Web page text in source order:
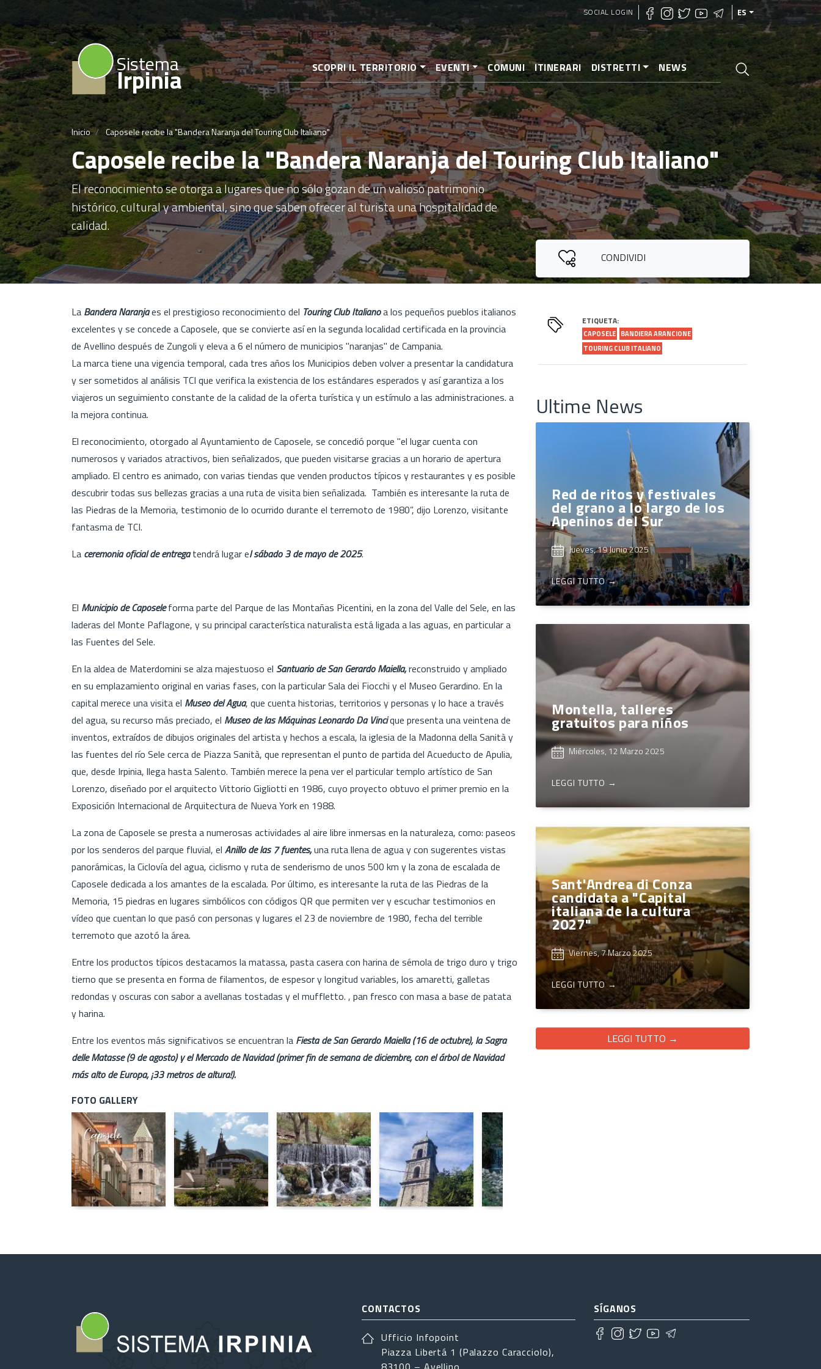
al
contenido
principal
SOCIAL LOGIN ES
Sistema
Irpinia SCOPRI IL TERRITORIO EVENTI COMUNI ITINERARI DISTRETTI NEWS
Inicio Caposele recibe la "Bandera Naranja del Touring Club Italiano"
Caposele recibe la "Bandera Naranja del Touring Club Italiano"
El reconocimiento se otorga a lugares que no sólo gozan de un valioso patrimonio
histórico, cultural y ambiental, sino que saben ofrecer al turista una hospitalidad de
calidad.
La Bandera Naranjaes el prestigioso reconocimiento del Touring Club Italianoa los pequeños pueblos italianos
excelentes y se concede a Caposele, que se convierte así en la segunda localidad certificada en la provincia
de Avellino después de Zungoli y eleva a 6 el número de municipios "naranjas" de Campania.
La marca tiene una vigencia temporal, cada tres años los Municipios deben volver a presentar la candidatura
y ser sometidos al análisis TCI que verifica la existencia de los estándares esperados y así garantiza a los
viajeros un seguimiento constante de la calidad de la oferta turística y un estímulo a las administraciones. a
la mejora continua.
El reconocimiento, otorgado al Ayuntamiento de Caposele, se concedió porque "el lugar cuenta con
numerosos y variados atractivos, bien señalizados, que pueden visitarse gracias a un horario de apertura
ampliado. El centro es animado, con varias tiendas que venden productos típicos y restaurantes y es posible
descubrir todas sus bellezas gracias a una ruta de visita bien señalizada. También es interesante la ruta de
las Piedras de la Memoria, testimonio de lo ocurrido durante el terremoto de 1980”, dijo Lorenzo, visitante
fantasma de TCI.
La ceremonia oficial de entregatendrá lugar el sábado 3 de mayo de 2025.
El Municipio de Caposeleforma parte del Parque de las Montañas Picentini, en la zona del Valle del Sele, en las
laderas del Monte Paflagone, y su principal característica naturalista está ligada a las aguas, en particular a
las Fuentes del Sele.
En la aldea de Materdomini se alza majestuoso el Santuario de San Gerardo Maiella,reconstruido y ampliado
en su emplazamiento original en varias fases, con la particular Sala dei Fiocchi y el Museo Gerardino. En la
capital merece una visita el Museo del Agua, que cuenta historias, territorios y personas y lo hace a través
del agua, su recurso más preciado, el Museo de las Máquinas Leonardo Da Vincique presenta una veintena de
inventos, extraídos de dibujos originales del artista y hechos a escala, la iglesia de la Madonna della Sanità y
las fuentes del río Sele cerca de Piazza Sanità, que representan el punto de partida del Acueducto de Apulia,
que, desde Irpinia, llega hasta Salento. También merece la pena ver el particular templo artístico de San
Lorenzo, diseñado por el arquitecto Vittorio Gigliotti en 1986, cuyo proyecto obtuvo el primer premio en la
Exposición Internacional de Arquitectura de Nueva York en 1988.
La zona de Caposele se presta a numerosas actividades al aire libre inmersas en la naturaleza, como: paseos
por los senderos del parque fluvial, el Anillo de las 7 fuentes,una ruta llena de agua y con sugerentes vistas
panorámicas, la Ciclovía del agua, ciclismo y ruta de senderismo de unos 500 km y la zona de escalada de
Caposele dedicada a los amantes de la escalada. Por último, es interesante la ruta de las Piedras de la
Memoria, 15 piedras en lugares simbólicos con códigos QR que permiten ver y escuchar testimonios en
vídeo que cuentan lo que pasó con personas y lugares el 23 de noviembre de 1980, fecha del terrible
terremoto que azotó la área.
Entre los productos típicos destacamos la matassa, pasta casera con harina de sémola de trigo duro y trigo
tierno que se presenta en forma de filamentos, de espesor y longitud variables, los amaretti, galletas
redondas y oscuras con sabor a avellanas tostadas y el muffletto. , pan fresco con masa a base de patata
y harina.
Entre los eventos más significativos se encuentran la Fiesta de San Gerardo Maiella (16 de octubre), la Sagra
delle Matasse (9 de agosto) y el Mercado de Navidad (primer fin de semana de diciembre, con el árbol de Navidad
más alto de Europa, ¡33 metros de altura!).
FOTO GALLERY
CONDIVIDI
ETIQUETA:
CAPOSELE BANDIERA ARANCIONE
TOURING CLUB ITALIANO
Ultime News
Red de ritos y festivales
del grano a lo largo de los
Apeninos del Sur
Jueves, 19 Junio 2025
LEGGI TUTTO →
Montella, talleres
gratuitos para niños
Miércoles, 12 Marzo 2025
LEGGI TUTTO →
Sant'Andrea di Conza
candidata a "Capital
italiana de la cultura
2027"
Viernes, 7 Marzo 2025
LEGGI TUTTO →
LEGGI TUTTO →
CONTACTOS
Ufficio Infopoint
Piazza Libertá 1 (Palazzo Caracciolo),
SÍGANOS